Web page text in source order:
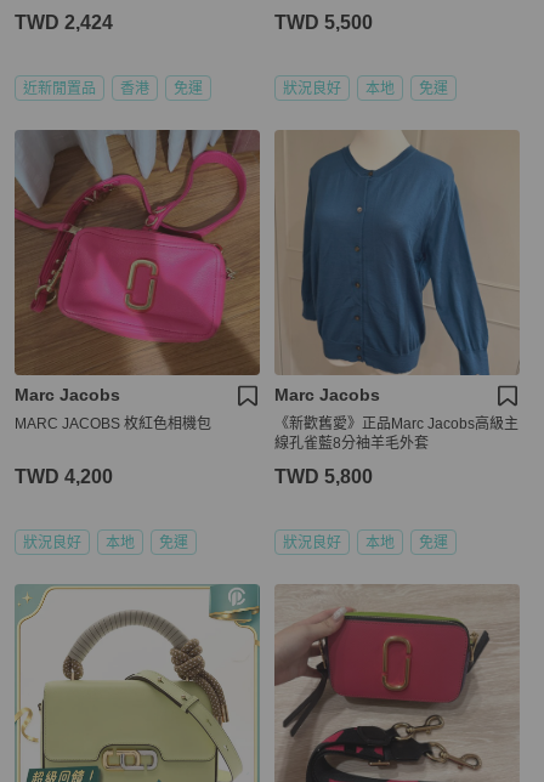
TWD 2,424
近新閒置品 香港 免運
TWD 5,500
狀況良好 本地 免運
Marc Jacobs
MARC JACOBS 枚紅色相機包
TWD 4,200
狀況良好 本地 免運
Marc Jacobs
《新歡舊愛》正品Marc Jacobs高級主
線孔雀藍8分袖羊毛外套
TWD 5,800
狀況良好 本地 免運